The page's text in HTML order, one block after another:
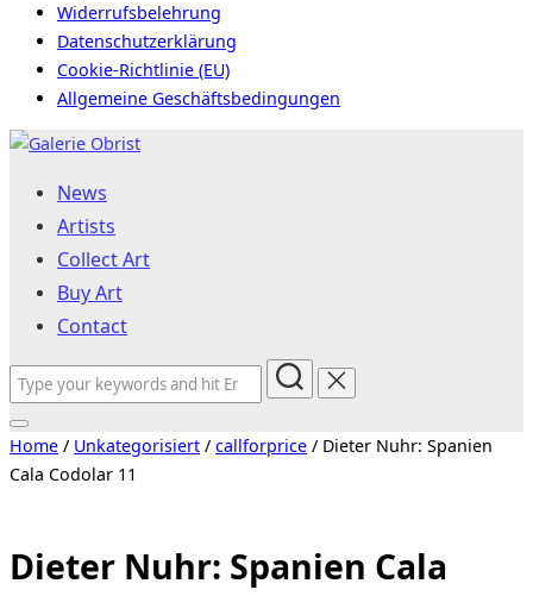
Widerrufsbelehrung
Datenschutzerklärung
Cookie-Richtlinie (EU)
Allgemeine Geschäftsbedingungen
Skip
contentNews
Artists
Collect Art
Buy Art
Contact
Search
for:
Toggle
sidebar
&
Home / Unkategorisiert / callforprice / Dieter Nuhr: Spanien
Cala Codolar 11
Dieter Nuhr: Spanien Cala